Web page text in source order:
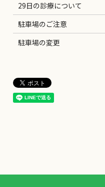
29日の診療について
駐車場のご注意
駐車場の変更